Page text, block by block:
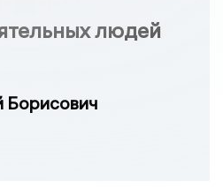
людей
Борисович